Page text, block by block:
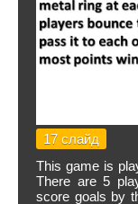
17 слайд
This game is
There are 5
score goals by